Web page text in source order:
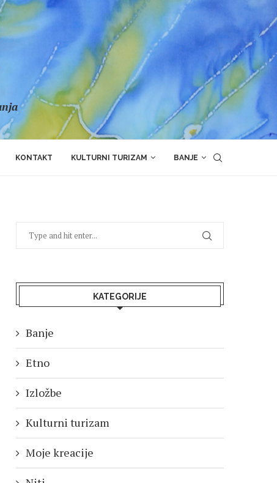
KONTAKT KULTURNI TURIZAM BANJE
KATEGORIJE
Banje
Etno
Izložbe
Kulturni turizam
Moje kreacije